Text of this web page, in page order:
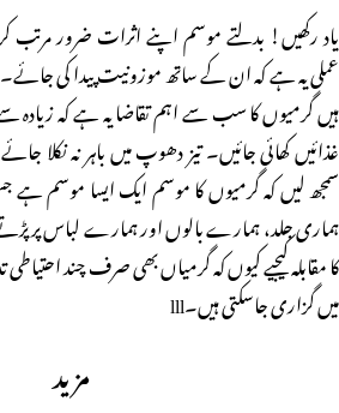
یاد رکھیں! بدلتے موسم اپنے اثرات ضرور
عملی یہ ہے کہ ان کے ساتھ موزونیت پیدا کی
ہیں گرمیوں کا سب سے اہم تقاضا یہ ہے کہ زیادہ سے
غذائیں کھائی جائیں۔ تیز دھوپ میں باہر نہ نکلا
سمجھ لیں کہ گرمیوں کا موسم ایک ایسا
ہماری جلد، ہمارے بالوں اور ہمارے لباس پر
کا مقابلہ کیجیے کیوں کہ گرمیاں بھی صرف چند
میں گزاری جاسکتی ہیں۔lll
مزید